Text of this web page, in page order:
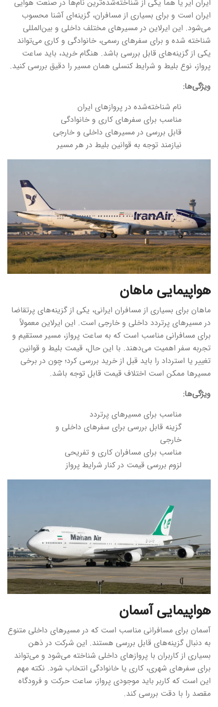
ایران ایر یا هما یکی از شناخته‌شده‌ترین نام‌ها در صنعت هوایی
ایران است و برای بسیاری از مسافران، گزینه‌ای آشنا محسوب
می‌شود. این ایرلاین در مسیرهای مختلف داخلی و بین‌المللی
شناخته شده و برای سفرهای رسمی، خانوادگی و کاری می‌تواند
یکی از گزینه‌های قابل بررسی باشد. هنگام خرید، باید ساعت
پرواز، نوع بلیط و شرایط کنسلی همان مسیر را دقیق بررسی کنید.
ویژگی‌ها:
نام شناخته‌شده در پروازهای ایران
مناسب برای سفرهای کاری و خانوادگی
قابل بررسی در مسیرهای داخلی و خارجی
نیازمند توجه به قوانین بلیط در هر مسیر
هواپیمایی ماهان
ماهان برای بسیاری از مسافران ایرانی، یکی از گزینه‌های پرتقاضا
در مسیرهای پرتردد داخلی و خارجی است. این ایرلاین معمولاً
برای مسافرانی مناسب است که به ساعت پرواز، مسیر مستقیم و
تجربه سفر اهمیت می‌دهند. با این حال، قیمت بلیط و قوانین
تغییر یا استرداد را باید قبل از خرید بررسی کرد؛ چون در برخی
مسیرها ممکن است اختلاف قیمت قابل توجه باشد.
ویژگی‌ها:
مناسب برای مسیرهای پرتردد
گزینه قابل بررسی برای سفرهای داخلی و
خارجی
مناسب برای مسافران کاری و تفریحی
لزوم بررسی قیمت در کنار شرایط پرواز
هواپیمایی آسمان
آسمان برای مسافرانی مناسب است که در مسیرهای داخلی متنوع
به دنبال گزینه‌های قابل بررسی هستند. این شرکت در ذهن
بسیاری از کاربران با پروازهای داخلی شناخته می‌شود و می‌تواند
برای سفرهای شهری، کاری یا خانوادگی انتخاب شود. نکته مهم
این است که کاربر باید موجودی پرواز، ساعت حرکت و فرودگاه
مقصد را با دقت بررسی کند.